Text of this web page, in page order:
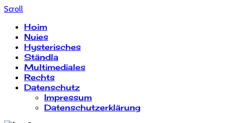
Scroll
Hoim
Nuies
Hysterisches
Ständla
Multimediales
Rechts
Datenschutz
Impressum
Datenschutzerklärung